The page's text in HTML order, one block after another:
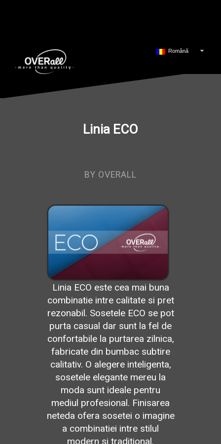
Română
Linia ECO
BY OVERALL
Linia ECO este cea mai buna
combinatie intre calitate si pret
rezonabil. Sosetele ECO se pot
purta casual dar sunt la fel de
confortabile la purtarea zilnica,
fabricate din bumbac subtire
calitativ. O alegere inteligenta,
sosetele elegante mereu la
moda sunt ideale pentru
mediul profesional. Finisarea
neteda ofera sosetei o imagine
a combinatiei intre stilul
modern si traditional.